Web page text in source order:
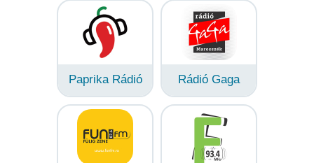
Paprika Rádió Rádió Gaga